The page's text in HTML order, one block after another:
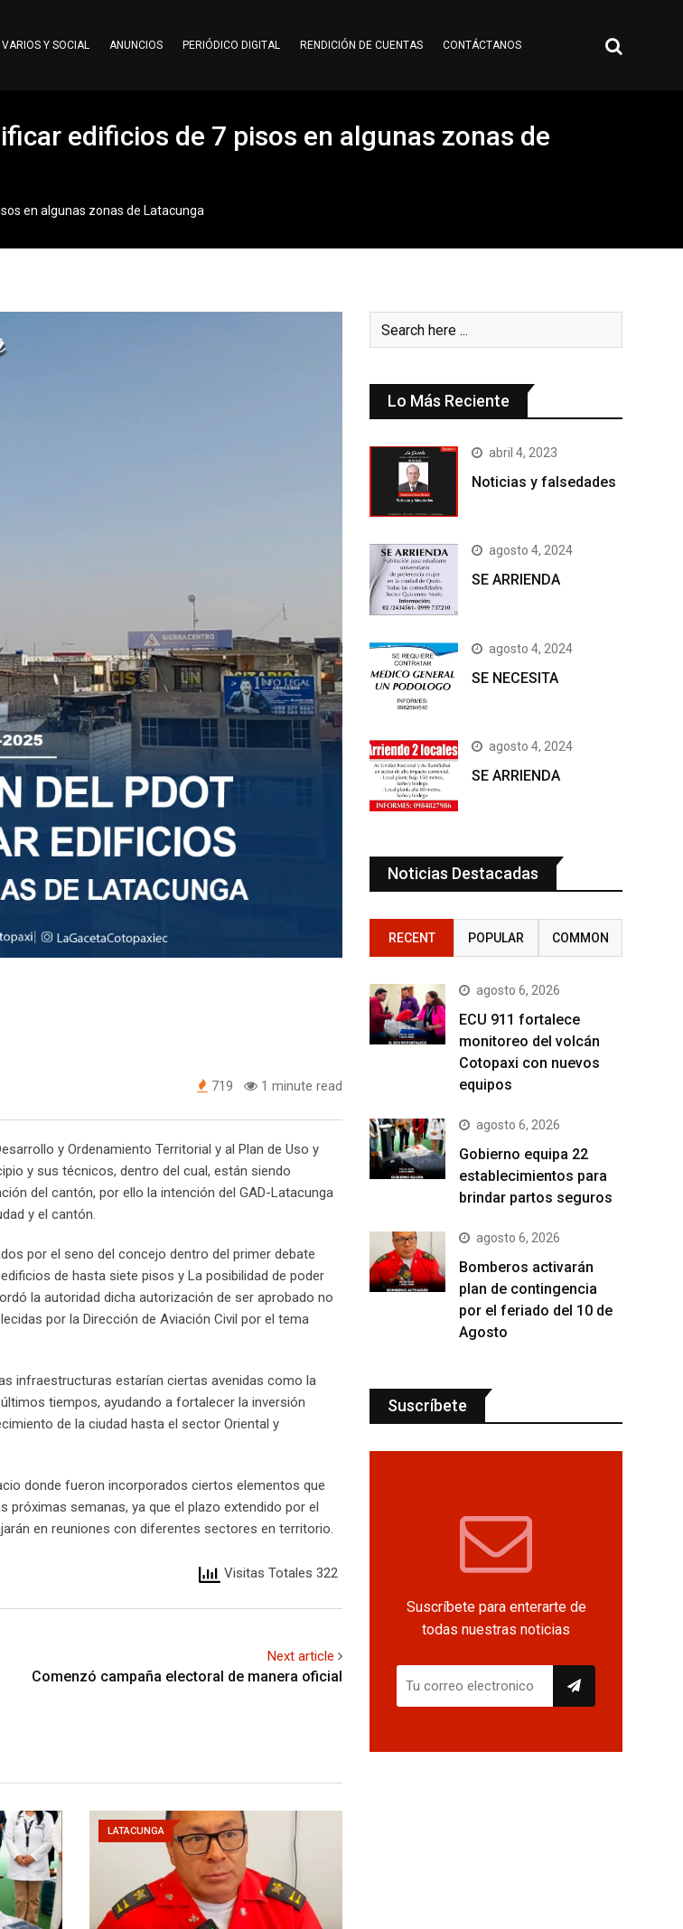
VARIOS Y SOCIAL ANUNCIOS PERIÓDICO DIGITAL RENDICIÓN DE CUENTAS CONTÁCTANOS
edificios de 7 pisos en algunas zonas de
en algunas zonas de Latacunga
719 1 minute read
y Ordenamiento Territorial y al Plan de Uso y
y sus técnicos, dentro del cual, están siendo
del cantón, por ello la intención del GAD-Latacunga
y el cantón.
por el seno del concejo dentro del primer debate
de hasta siete pisos y La posibilidad de poder
la autoridad dicha autorización de ser aprobado no
por la Dirección de Aviación Civil por el tema
infraestructuras estarían ciertas avenidas como la
tiempos, ayudando a fortalecer la inversión
de la ciudad hasta el sector Oriental y
donde fueron incorporados ciertos elementos que
semanas, ya que el plazo extendido por el
en reuniones con diferentes sectores en territorio.
Visitas Totales 322
Next article
Comenzó campaña electoral de manera oficial
LATACUNGA
Lo Más Reciente
abril 4, 2023
Noticias y falsedades
agosto 4, 2024
SE ARRIENDA
agosto 4, 2024
SE NECESITA
agosto 4, 2024
SE ARRIENDA
Noticias Destacadas
RECENT POPULAR COMMON
agosto 6, 2026
ECU 911 fortalece
monitoreo del volcán
Cotopaxi con nuevos
equipos
agosto 6, 2026
Gobierno equipa 22
establecimientos para
brindar partos seguros
agosto 6, 2026
Bomberos activarán
plan de contingencia
por el feriado del 10 de
Agosto
Suscríbete
Suscríbete para enterarte de
todas nuestras noticias